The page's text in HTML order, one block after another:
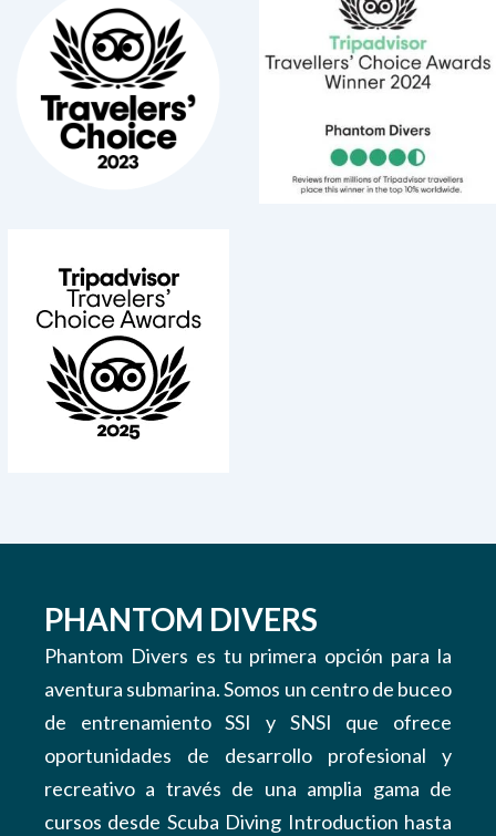
PHANTOM DIVERS
Phantom Divers es tu primera opción para la
aventura submarina. Somos un centro de buceo
de entrenamiento SSI y SNSI que ofrece
oportunidades de desarrollo profesional y
recreativo a través de una amplia gama de
cursos desde Scuba Diving Introduction hasta